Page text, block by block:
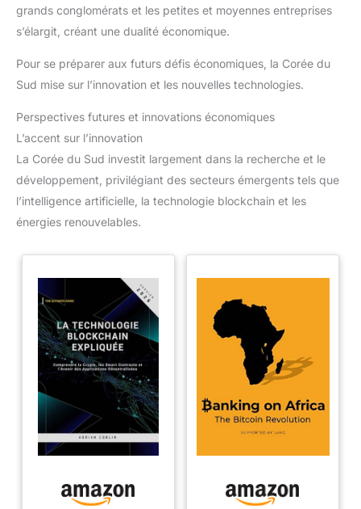
grands conglomérats et les petites et moyennes entreprises
s’élargit, créant une dualité économique.
Pour se préparer aux futurs défis économiques, la Corée du
Sud mise sur l’innovation et les nouvelles technologies.
Perspectives futures et innovations économiques
L’accent sur l’innovation
La Corée du Sud investit largement dans la recherche et le
développement, privilégiant des secteurs émergents tels que
l’intelligence artificielle, la technologie blockchain et les
énergies renouvelables.